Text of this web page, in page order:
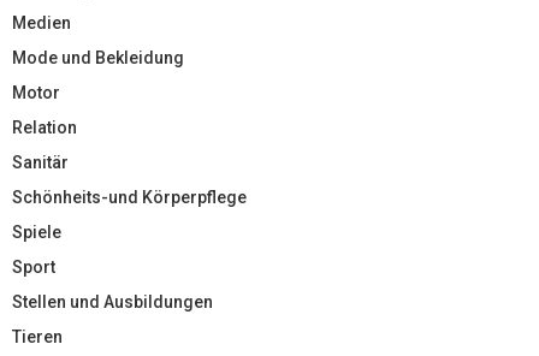
Medien
Mode und Bekleidung
Motor
Relation
Sanitär
Schönheits-und Körperpflege
Spiele
Sport
Stellen und Ausbildungen
Tieren